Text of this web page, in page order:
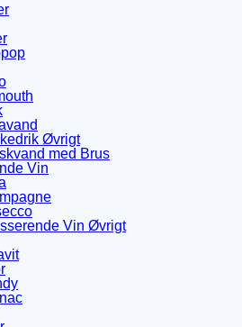
Øvrigt
med Brus
Vin
Vin Øvrigt